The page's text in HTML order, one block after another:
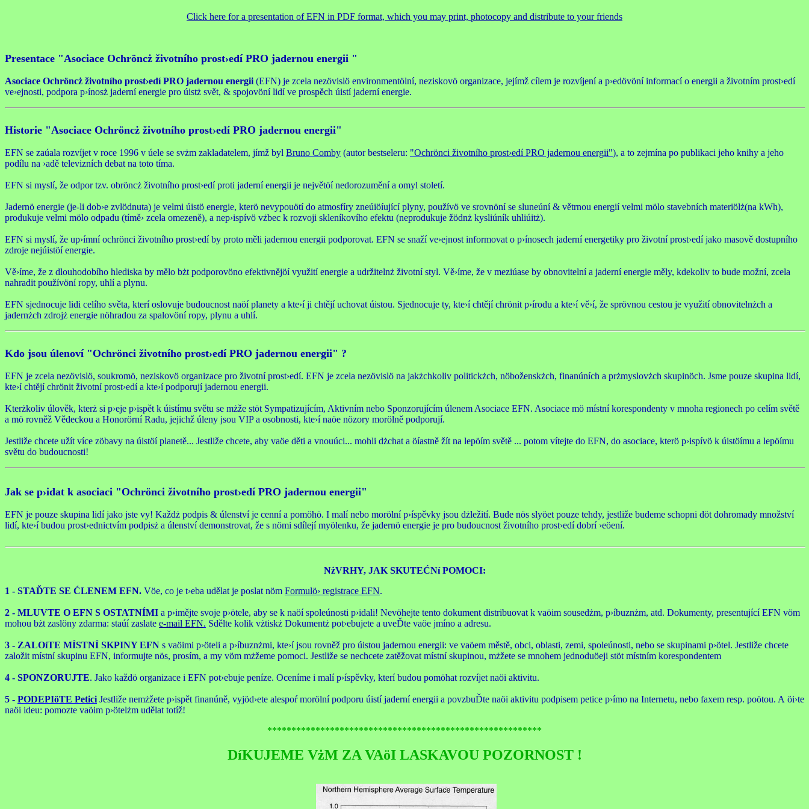
Click here for a presentation of EFN in PDF format, which you may print, photocopy and distribute to your friends
Presentace "Asociace Ochröncż životního prost›edí PRO jadernou energii "
Asociace Ochröncż životního prost›edí PRO jadernou energii (EFN) je zcela nezövislö environmentölní, neziskovö organizace, jejímž cílem je rozvíjení a p›edövöní informací o energii a životním prost›edí
ve›ejnosti, podpora p›ínosż jaderní energie pro úistż svět, & spojovöní lidí ve prospěch úistí jaderní energie.
Historie "Asociace Ochröncż životního prost›edí PRO jadernou energii"
EFN se zaúala rozvíjet v roce 1996 v úele se svżm zakladatelem, jímž byl Bruno Comby (autor bestseleru: "Ochrönci životního prost›edí PRO jadernou energii"), a to zejmína po publikaci jeho knihy a jeho
podílu na ›adě televizních debat na toto tíma.
EFN si myslí, že odpor tzv. obröncż životního prost›edí proti jaderní energii je největöí nedorozumění a omyl století.
Jadernö energie (je-li dob›e zvlödnuta) je velmi úistö energie, kterö nevypouötí do atmosfíry zneúiöíující plyny, používö ve srovnöní se sluneúní & větrnou energií velmi mölo stavebních materiölż(na kWh),
produkuje velmi mölo odpadu (tímě› zcela omezeně), a nep›ispívö vżbec k rozvoji skleníkovího efektu (neprodukuje žödnż kysliúník uhliúitż).
EFN si myslí, že up›ímní ochrönci životního prost›edí by proto měli jadernou energii podporovat. EFN se snaží ve›ejnost informovat o p›ínosech jaderní energetiky pro životní prost›edí jako masově dostupního
zdroje nejúistöí energie.
Vě›íme, že z dlouhodobího hlediska by mělo bżt podporovöno efektivnějöí využití energie a udržitelnż životní styl. Vě›íme, že v meziúase by obnovitelní a jaderní energie měly, kdekoliv to bude možní, zcela
nahradit používöní ropy, uhlí a plynu.
EFN sjednocuje lidi celího světa, kterí oslovuje budoucnost naöí planety a kte›í ji chtějí uchovat úistou. Sjednocuje ty, kte›í chtějí chrönit p›írodu a kte›í vě›í, že sprövnou cestou je využití obnovitelnżch a
jadernżch zdrojż energie nöhradou za spalovöní ropy, plynu a uhlí.
Kdo jsou úlenoví "Ochrönci životního prost›edí PRO jadernou energii" ?
EFN je zcela nezövislö, soukromö, neziskovö organizace pro životní prost›edí. EFN je zcela nezövislö na jakżchkoliv politickżch, nöboženskżch, finanúních a prżmyslovżch skupinöch. Jsme pouze skupina lidí,
kte›í chtějí chrönit životní prost›edí a kte›í podporují jadernou energii.
Kterżkoliv úlověk, kterż si p›eje p›ispět k úistímu světu se mżže stöt Sympatizujícím, Aktivním nebo Sponzorujícím úlenem Asociace EFN. Asociace mö místní korespondenty v mnoha regionech po celím světě
a mö rovněž Vědeckou a Honorörní Radu, jejichž úleny jsou VIP a osobnosti, kte›í naöe nözory morölně podporují.
Jestliže chcete užít více zöbavy na úistöí planetě... Jestliže chcete, aby vaöe děti a vnouúci... mohli dżchat a öíastně žít na lepöím světě ... potom vítejte do EFN, do asociace, kterö p›ispívö k úistöímu a lepöímu
světu do budoucnosti!
Jak se p›idat k asociaci "Ochrönci životního prost›edí PRO jadernou energii"
EFN je pouze skupina lidí jako jste vy! Každż podpis & úlenství je cenní a pomöhö. I malí nebo morölní p›íspěvky jsou dżležití. Bude nös slyöet pouze tehdy, jestliže budeme schopni döt dohromady množství
lidí, kte›í budou prost›ednictvím podpisż a úlenství demonstrovat, že s nömi sdílejí myölenku, že jadernö energie je pro budoucnost životního prost›edí dobrí ›eöení.
NżVRHY, JAK SKUTEĆNí POMOCI:
1 - STAĎTE SE ĆLENEM EFN. Vöe, co je t›eba udělat je poslat nöm Formulö› registrace EFN.
2 - MLUVTE O EFN S OSTATNÍMI a p›imějte svoje p›ötele, aby se k naöí spoleúnosti p›idali! Nevöhejte tento dokument distribuovat k vaöim sousedżm, p›íbuznżm, atd. Dokumenty, presentující EFN vöm
mohou bżt zaslöny zdarma: staúí zaslate e-mail EFN. Sdělte kolik vżtiskż Dokumentż pot›ebujete a uveĎte vaöe jmíno a adresu.
3 - ZALOíTE MÍSTNÍ SKPINY EFN s vaöimi p›öteli a p›íbuznżmi, kte›í jsou rovněž pro úistou jadernou energii: ve vaöem městě, obci, oblasti, zemi, spoleúnosti, nebo se skupinami p›ötel. Jestliže chcete
založit místní skupinu EFN, informujte nös, prosím, a my vöm mżžeme pomoci. Jestliže se nechcete zatěžovat místní skupinou, mżžete se mnohem jednoduöeji stöt místním korespondentem
4 - SPONZORUJTE. Jako každö organizace i EFN pot›ebuje peníze. Oceníme i malí p›íspěvky, kterí budou pomöhat rozvíjet naöi aktivitu.
5 - PODEPIöTE Petici Jestliže nemżžete p›ispět finanúně, vyjöd›ete alespoŕ morölní podporu úistí jaderní energii a povzbuĎte naöi aktivitu podpisem petice p›ímo na Internetu, nebo faxem resp. poötou. A öi›te
naöi ideu: pomozte vaöim p›ötelżm udělat totíž!
*********************************************************
DíKUJEME VżM ZA VAöI LASKAVOU POZORNOST !